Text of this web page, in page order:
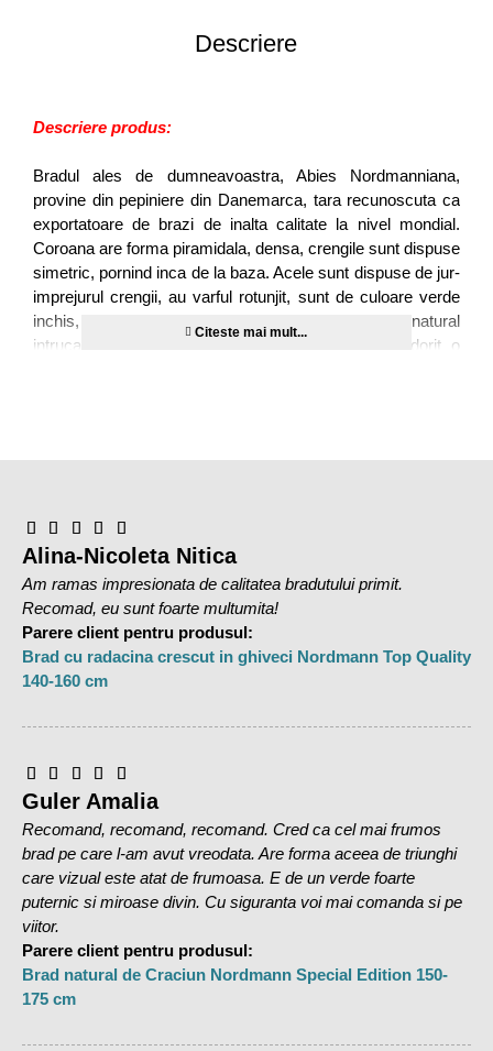
Descriere
Descriere produs:
Bradul ales de dumneavoastra, Abies Nordmanniana,
provine din pepiniere din Danemarca, tara recunoscuta ca
exportatoare de brazi de inalta calitate la nivel mondial.
Coroana are forma piramidala, densa, crengile sunt dispuse
simetric, pornind inca de la baza. Acele sunt dispuse de jur-
imprejurul crengii, au varful rotunjit, sunt de culoare verde
inchis, aspect lucios. Are un aspect bogat si cat mai natural
intrucat s-a evitat excesul de orice fel, nu s-a dorit o
calitate
Calitate: extra, original nordmann, abies nordmanniana
Sfaturi utile pentru intretinerea bradului
Se va pulveriza zilnic apa pe coroana bradului
Nu se va amplasa langa surse de caldura
Se va aerisi camera o data pe zi
Diferenta fata de STANDARD SI PREMIUM este data de
numarul mai mare de crengi si simetria lor aproape
perfecta. Este un brad foarte bogat in crengi, etajat simetric,
nu sunt spatii goale intre crengi. Este un brad aproape
perfect care a necesitat o atentie si ingrijire deosebita in
timpul cresterii. Brazii din aceasta categorie de calitate sunt
foarte rari, intr-o plantatie doar un procent de 5% ajung sa
fieTOP-QUALITY, de aceea este si diferenta de pret foarte
mare fata de calitatea Premium si Standard. Referitor la
Alina-Nicoleta Nitica
Am ramas impresionata de calitatea bradutului primit.
Recomad, eu sunt foarte multumita!
Parere client pentru produsul:
Brad cu radacina crescut in ghiveci Nordmann Top Quality
140-160 cm
Guler Amalia
Recomand, recomand, recomand. Cred ca cel mai frumos
brad pe care l-am avut vreodata. Are forma aceea de triunghi
care vizual este atat de frumoasa. E de un verde foarte
puternic si miroase divin. Cu siguranta voi mai comanda si pe
viitor.
Parere client pentru produsul:
Brad natural de Craciun Nordmann Special Edition 150-
175 cm